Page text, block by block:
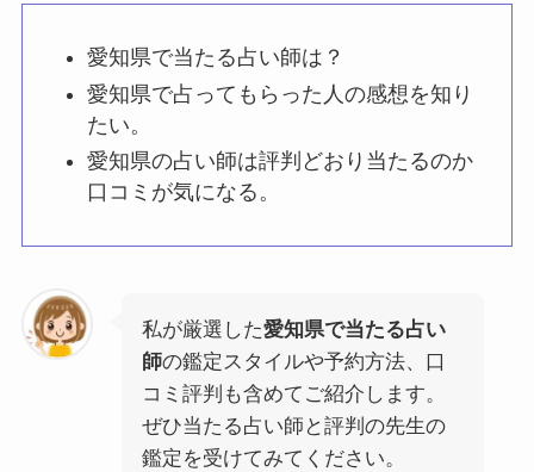
愛知県で当たる占い師は？
愛知県で占ってもらった人の感想を知り
たい。
愛知県の占い師は評判どおり当たるのか
口コミが気になる。
私が厳選した愛知県で当たる占い
師の鑑定スタイルや予約方法、口
コミ評判も含めてご紹介します。
ぜひ当たる占い師と評判の先生の
鑑定を受けてみてください。